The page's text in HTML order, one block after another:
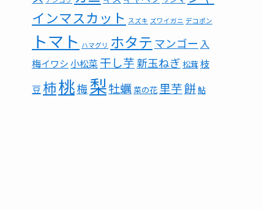
インマスカット スズキ ズワイガニ デコポン
トマト ハマグリ ホタテマンゴー 入
梅イワシ小松菜干し芋新玉ねぎ 松茸枝
豆 柿桃梅梨牡蠣菜の花 里芋餅鮎